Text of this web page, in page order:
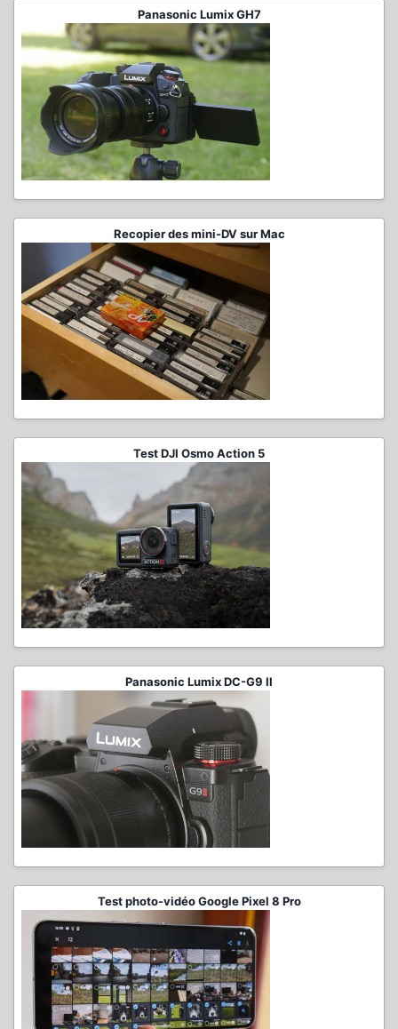
Panasonic Lumix GH7
Recopier des mini-DV sur Mac
Test DJI Osmo Action 5
Panasonic Lumix DC-G9 II
Test photo-vidéo Google Pixel 8 Pro